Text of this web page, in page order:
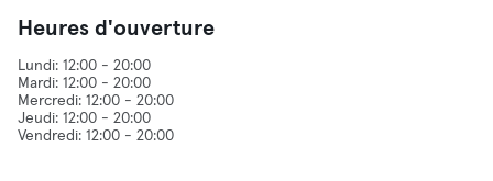
Heures d'ouverture
Lundi: 12:00 - 20:00
Mardi: 12:00 - 20:00
Mercredi: 12:00 - 20:00
Jeudi: 12:00 - 20:00